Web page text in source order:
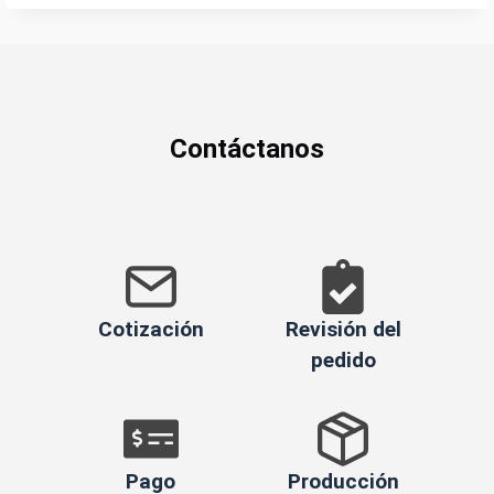
Contáctanos
Cotización
Revisión del
pedido
Pago Producción